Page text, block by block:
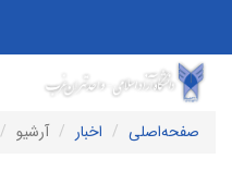
صفحه‌اصلی
اخبار آرشیو تیر ۱۳۹۸